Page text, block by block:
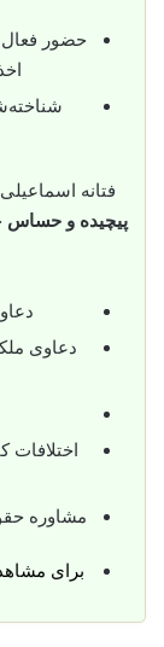
حضور
فتانه
پیچیده و حساس
دعاوی
اختلافات
مشاوره
برای